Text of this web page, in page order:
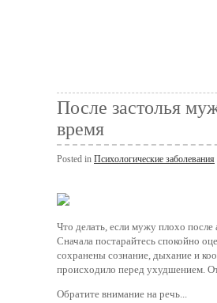
После застолья
время
Posted in Психологические заболевания
Что делать, если мужу плохо после
Сначала постарайтесь спокойно
сохранены сознание, дыхание и
происходило перед ухудшением.
Обратите внимание на речь...